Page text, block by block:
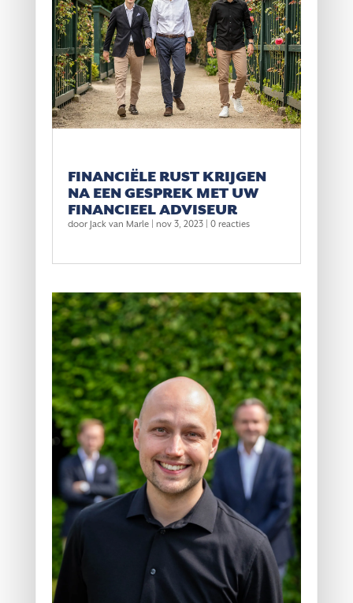
FINANCIËLE RUST KRIJGEN
NA EEN GESPREK MET UW
FINANCIEEL ADVISEUR
door Jack van Marle| nov 3, 2023| 0 reacties